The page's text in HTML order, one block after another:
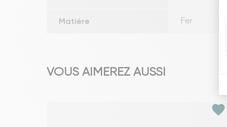
Matière Fer
VOUS AIMEREZ AUSSI
favorite